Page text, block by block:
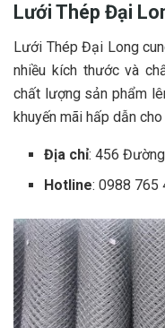
Lưới Thép Đại
Lưới Thép Đại Long
nhiều kích thước và
chất lượng sản phẩm
khuyến mãi hấp dẫn cho
Địa chỉ: 456
Hotline: 0988 765